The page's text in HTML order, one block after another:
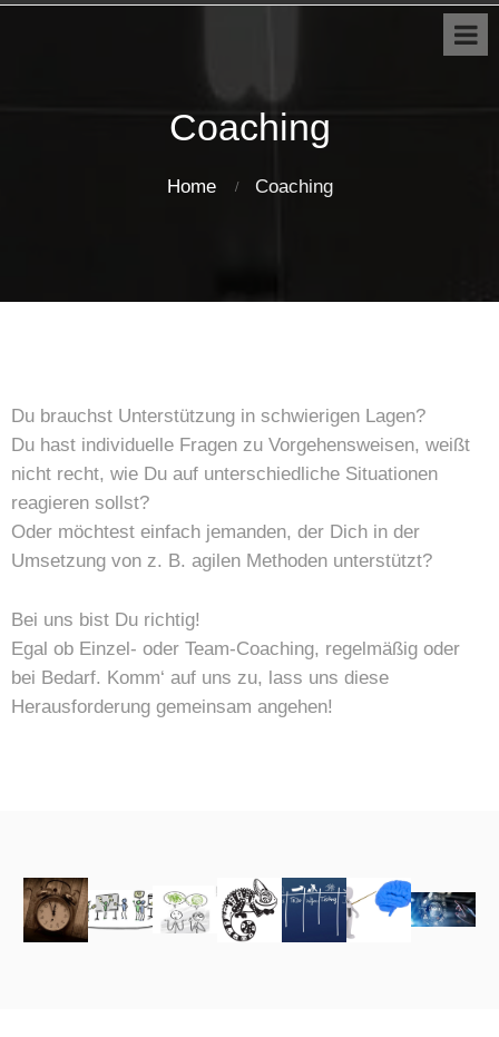
Coaching
Home Coaching
Du brauchst Unterstützung in schwierigen Lagen?
Du hast individuelle Fragen zu Vorgehensweisen, weißt
nicht recht, wie Du auf unterschiedliche Situationen
reagieren sollst?
Oder möchtest einfach jemanden, der Dich in der
Umsetzung von z. B. agilen Methoden unterstützt?
Bei uns bist Du richtig!
Egal ob Einzel- oder Team-Coaching, regelmäßig oder
bei Bedarf. Komm‘ auf uns zu, lass uns diese
Herausforderung gemeinsam angehen!